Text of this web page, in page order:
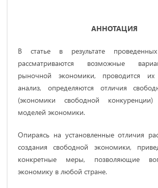
АННОТАЦИЯ
В статье в результате проведенных
рассматриваются возможные
рыночной экономики, проводится их
анализ, определяются отличия
(экономики свободной
моделей экономики.
Опираясь на установленные отличия
создания свободной экономики,
конкретные меры, позволяющие
экономику в любой стране.